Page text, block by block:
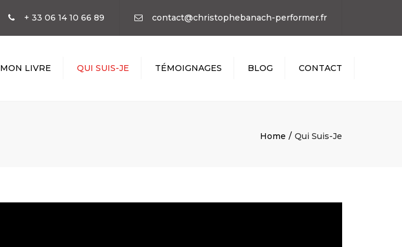
+ 33 06 14 10 66 89 contact@christophebanach-performer.fr
MON LIVRE QUI SUIS-JE TÉMOIGNAGES BLOG CONTACT
Home Qui Suis-Je